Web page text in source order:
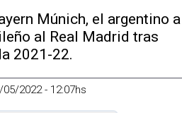
Múnich, el argentino a
al Real Madrid tras
2021-22.
05/2022 - 12:07hs